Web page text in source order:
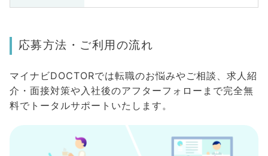
応募方法・ご利用の流れ
マイナビDOCTORでは転職のお悩みやご相談、求人紹
介・面接対策や入社後のアフターフォローまで完全無
料でトータルサポートいたします。